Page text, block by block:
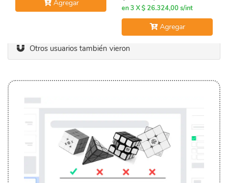
Agregar
en 3 X $ 26.324,00 s/int
Agregar
Otros usuarios también vieron